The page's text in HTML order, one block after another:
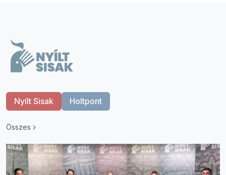
Nyílt Sisak Holtpont
Összes